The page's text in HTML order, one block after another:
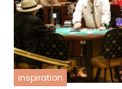
inspiration